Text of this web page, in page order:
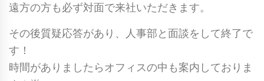
遠方の方も必ず対面で来社いただきます。
その後質疑応答があり、人事部と面談をして終了で
す！
時間がありましたらオフィスの中も案内しておりま